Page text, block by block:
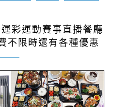
彩運動賽事直播餐廳
不限時還有各種優惠